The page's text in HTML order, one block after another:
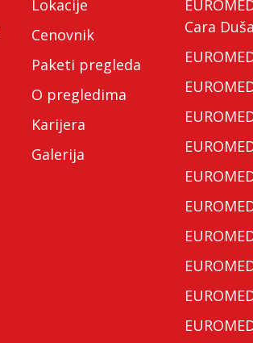
Lokacije
Cenovnik
Paketi pregleda
O pregledima
Karijera
Galerija
Cara